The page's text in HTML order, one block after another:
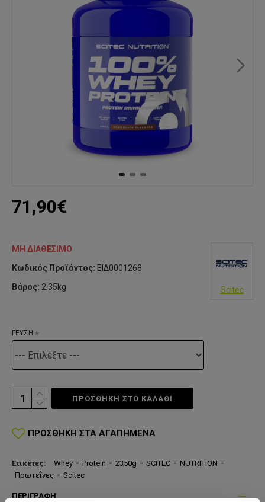
ΜΗ ΔΙΑΘΈΣΙΜΟ
Κωδικός Προϊόντος: ΕΙΔ0001268
Βάρος: 2.35kg Scitec
71,90€
ΓΕΥΣΗ
ΠΡΟΣΘΗΚΗ ΣΤΟ ΚΑΛΆΘΙ
ΠΡΟΣΘΉΚΗ ΣΤΑ ΑΓΑΠΗΜΈΝΑ
Ετικέτες: Whey - Protein - 2350g - SCITEC - NUTRITION -
Πρωτεΐνες - Scitec
ΠΕΡΙΓΡΑΦΉ